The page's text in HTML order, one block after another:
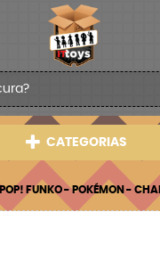
CATEGORIAS
POP! FUNKO - POKÉMON -